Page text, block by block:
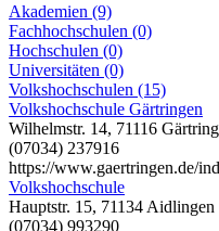
Akademien (9)
Fachhochschulen (0)
Hochschulen (0)
Universitäten (0)
Volkshochschulen (15)
Volkshochschule Gärtringen
Wilhelmstr. 14, 71116
(07034) 237916
https://www.gaertringen.de/
Volkshochschule
Hauptstr. 15, 71134 Aidlingen
(07034) 993290